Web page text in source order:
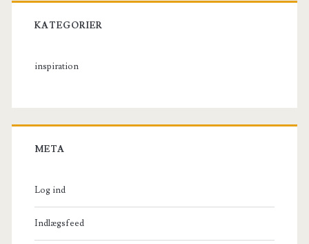
KATEGORIER
inspiration
META
Log ind
Indlægsfeed